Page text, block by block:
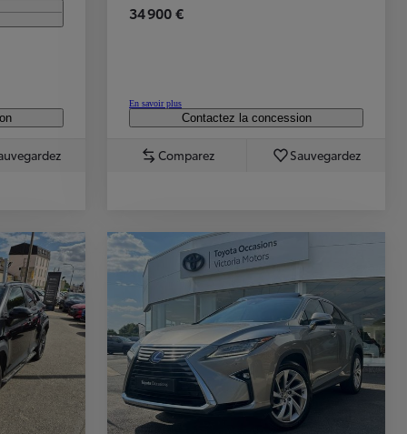
34 900 €
En savoir plus
Contactez la concession
Comparez Sauvegardez